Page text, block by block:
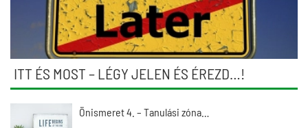
ITT ÉS MOST – LÉGY JELEN ÉS ÉREZD…!
Önismeret 4. – Tanulási zóna…